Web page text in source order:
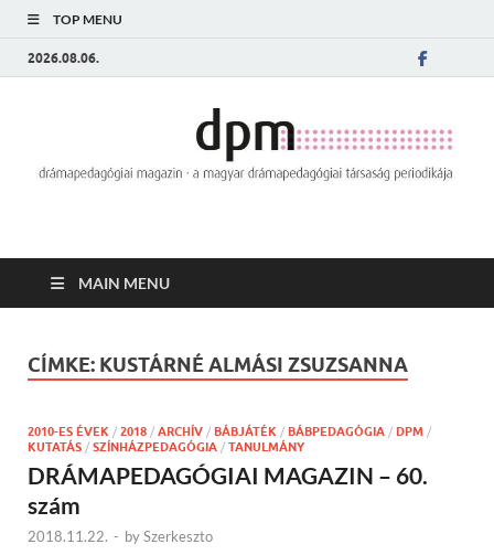
TOP MENU
2026.08.06.
MAIN MENU
CÍMKE: KUSTÁRNÉ ALMÁSI ZSUZSANNA
2010-ES ÉVEK / 2018 / ARCHÍV / BÁBJÁTÉK / BÁBPEDAGÓGIA / DPM /
KUTATÁS / SZÍNHÁZPEDAGÓGIA / TANULMÁNY
DRÁMAPEDAGÓGIAI MAGAZIN – 60.
szám
2018.11.22. - bySzerkeszto